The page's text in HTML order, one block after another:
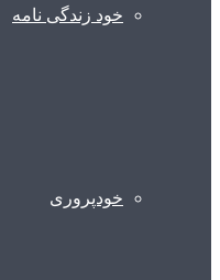
خود زندگی نامه
خودپروری